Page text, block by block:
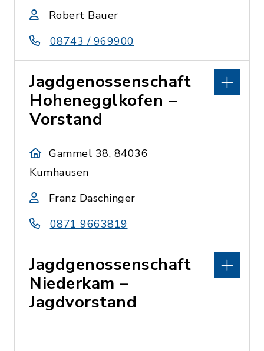
Robert Bauer
08743 / 969900
Jagdgenossenschaft
Hohenegglkofen –
Vorstand
Gammel 38, 84036
Kumhausen
Franz Daschinger
0871 9663819
Jagdgenossenschaft
Niederkam –
Jagdvorstand